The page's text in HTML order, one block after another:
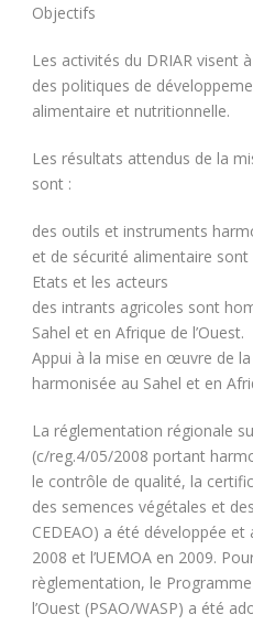
Objectifs
Les activités du DRIAR visent
des politiques de
alimentaire et nutritionnelle.
Les résultats attendus de la
sont :
des outils et instruments
et de sécurité alimentaire
Etats et les acteurs
des intrants agricoles sont
Sahel et en Afrique de l’Ouest.
Appui à la mise en œuvre de
harmonisée au Sahel et en
La réglementation régionale
(c/reg.4/05/2008 portant
le contrôle de qualité, la
des semences végétales et
CEDEAO) a été développée et
2008 et l’UEMOA en 2009.
règlementation, le
l’Ouest (PSAO/WASP) a été